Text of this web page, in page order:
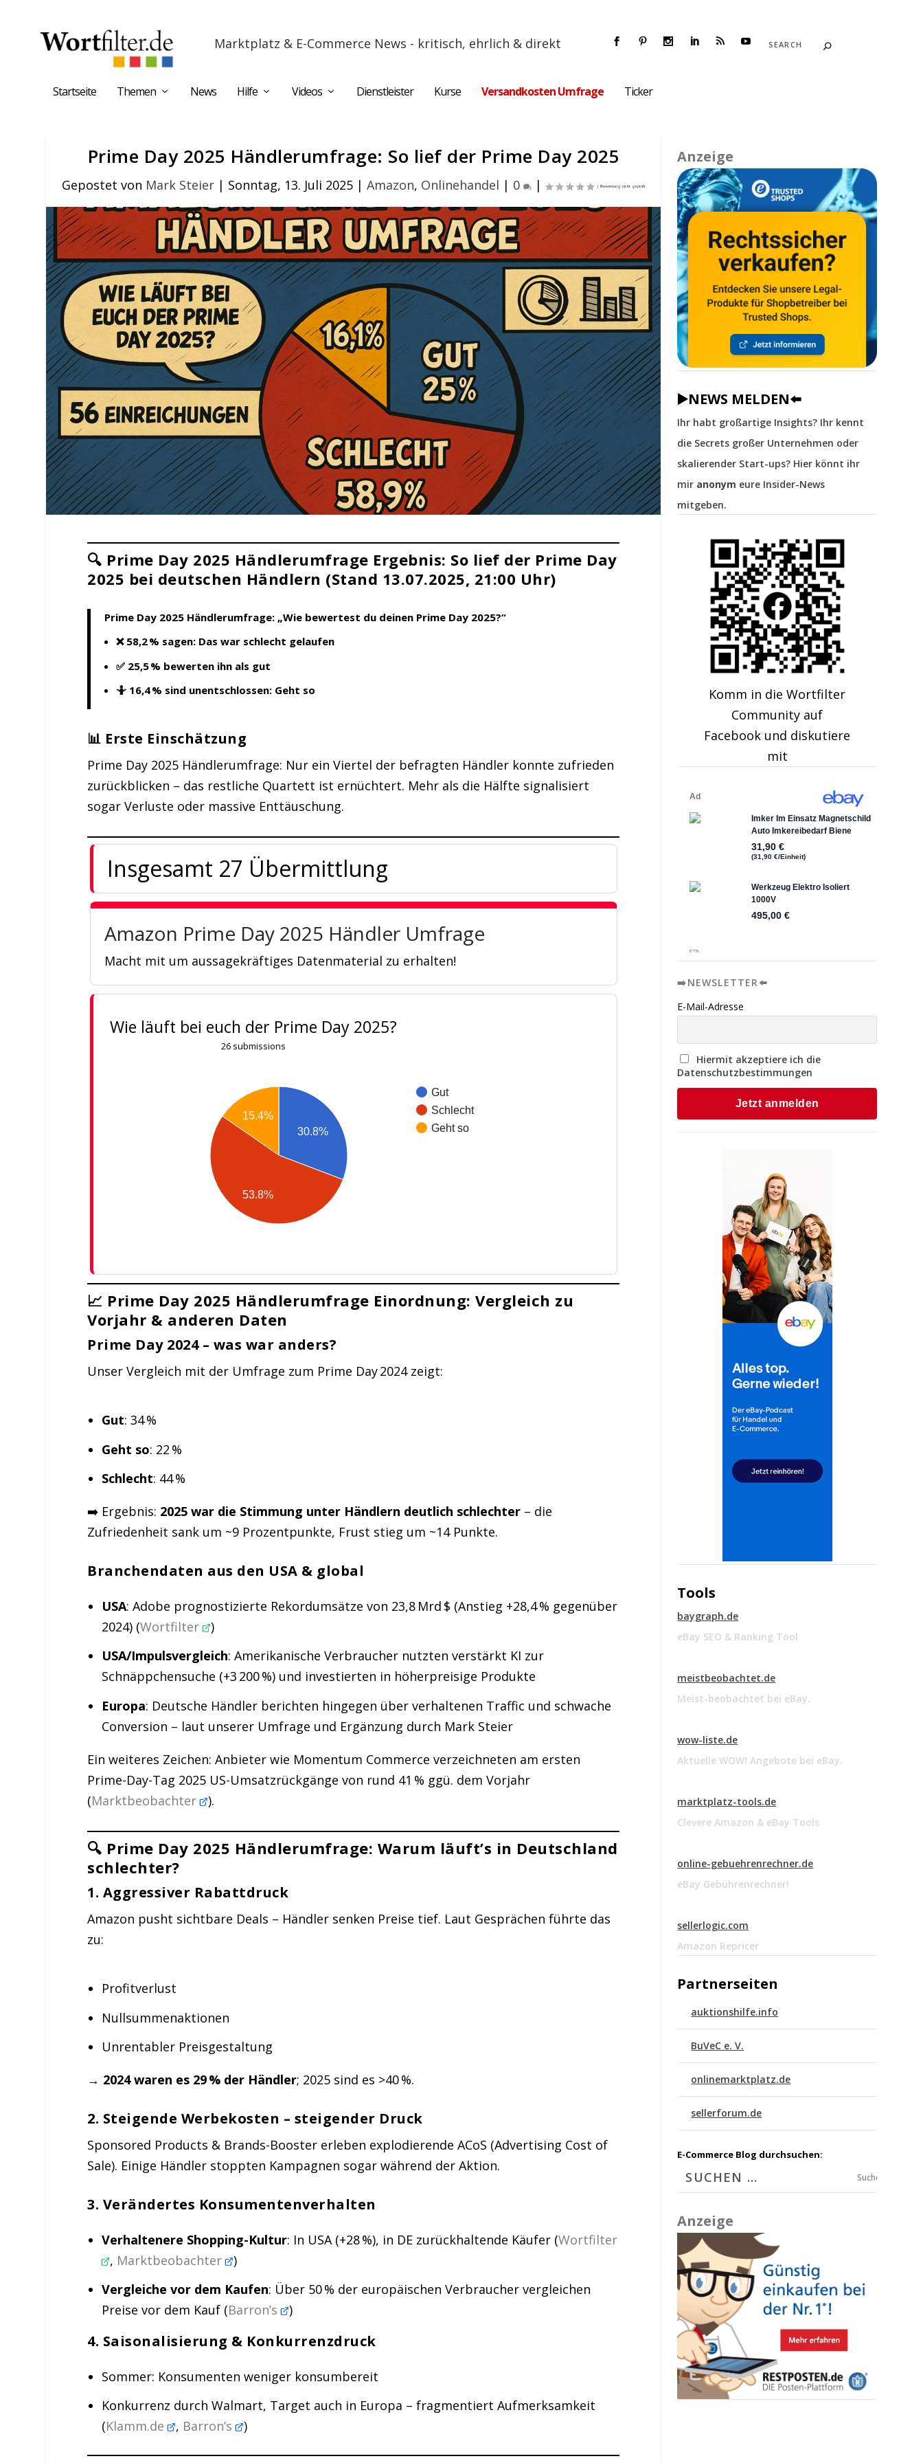
Marktplatz & E-Commerce News - kritisch, ehrlich & direkt
Startseite Themen News Hilfe Videos Dienstleister Kurse Versandkosten Umfrage Ticker
Prime Day 2025 Händlerumfrage: So lief der Prime Day 2025
Gepostet von Mark Steier| Sonntag, 13. Juli 2025| Amazon, Onlinehandel | 0 |
🔍 Prime Day 2025 Händlerumfrage Ergebnis: So lief der Prime Day
2025 bei deutschen Händlern (Stand 13.07.2025, 21:00 Uhr)
Prime Day 2025 Händlerumfrage: „Wie bewertest du deinen Prime Day 2025?“
❌ 58,2 % sagen: Das war schlecht gelaufen
✅ 25,5 % bewerten ihn als gut
🤷 16,4 % sind unentschlossen: Geht so
📊 Erste Einschätzung
Prime Day 2025 Händlerumfrage: Nur ein Viertel der befragten Händler konnte zufrieden
zurückblicken – das restliche Quartett ist ernüchtert. Mehr als die Hälfte signalisiert
sogar Verluste oder massive Enttäuschung.
Insgesamt 27 Übermittlung
Amazon Prime Day 2025 Händler Umfrage
Macht mit um aussagekräftiges Datenmaterial zu erhalten!
Wie läuft bei euch der Prime Day 2025?
26 submissions
Gut
Schlecht
Geht so
30.8%
15.4%
53.8%
📈 Prime Day 2025 Händlerumfrage Einordnung: Vergleich zu
Vorjahr & anderen Daten
Prime Day 2024 – was war anders?
Unser Vergleich mit der Umfrage zum Prime Day 2024 zeigt:
Gut: 34 %
Geht so: 22 %
Schlecht: 44 %
➡️ Ergebnis: 2025 war die Stimmung unter Händlern deutlich schlechter – die
Zufriedenheit sank um ~9 Prozentpunkte, Frust stieg um ~14 Punkte.
Branchendaten aus den USA & global
USA: Adobe prognostizierte Rekordumsätze von 23,8 Mrd $ (Anstieg +28,4 % gegenüber
2024) (Wortfilter )
USA/Impulsvergleich: Amerikanische Verbraucher nutzten verstärkt KI zur
Schnäppchensuche (+3 200 %) und investierten in höherpreisige Produkte
Europa: Deutsche Händler berichten hingegen über verhaltenen Traffic und schwache
Conversion – laut unserer Umfrage und Ergänzung durch Mark Steier
Ein weiteres Zeichen: Anbieter wie Momentum Commerce verzeichneten am ersten
Prime-Day-Tag 2025 US-Umsatzrückgänge von rund 41 % ggü. dem Vorjahr
(Marktbeobachter ).
🔍 Prime Day 2025 Händlerumfrage: Warum läuft’s in Deutschland
schlechter?
1. Aggressiver Rabattdruck
Amazon pusht sichtbare Deals – Händler senken Preise tief. Laut Gesprächen führte das
zu:
Profitverlust
Nullsummenaktionen
Unrentabler Preisgestaltung
→ 2024 waren es 29 % der Händler; 2025 sind es >40 %.
2. Steigende Werbekosten – steigender Druck
Sponsored Products & Brands-Booster erleben explodierende ACoS (Advertising Cost of
Sale). Einige Händler stoppten Kampagnen sogar während der Aktion.
3. Verändertes Konsumentenverhalten
Verhaltenere Shopping-Kultur: In USA (+28 %), in DE zurückhaltende Käufer (Wortfilter
, Marktbeobachter )
Vergleiche vor dem Kaufen: Über 50 % der europäischen Verbraucher vergleichen
Preise vor dem Kauf (Barron’s )
4. Saisonalisierung & Konkurrenzdruck
Sommer: Konsumenten weniger konsumbereit
Konkurrenz durch Walmart, Target auch in Europa – fragmentiert Aufmerksamkeit
(Klamm.de , Barron’s )
Anzeige
▶️NEWS MELDEN⬅️
Ihr habt großartige Insights? Ihr kennt
die Secrets großer Unternehmen oder
skalierender Start-ups? Hier könnt ihr
mir anonym eure Insider-News
mitgeben.
Komm in die Wortfilter
Community auf
Facebook und diskutiere
mit
➡️NEWSLETTER⬅️
E-Mail-Adresse
Hiermit akzeptiere ich die
Datenschutzbestimmungen
Tools
baygraph.de
eBay SEO & Ranking Tool
meistbeobachtet.de
Meist-beobachtet bei eBay.
wow-liste.de
Aktuelle WOW! Angebote bei eBay.
marktplatz-tools.de
Clevere Amazon & eBay Tools
online-gebuehrenrechner.de
eBay Gebührenrechner!
sellerlogic.com
Amazon Repricer
Partnerseiten
auktionshilfe.info
BuVeC e. V.
onlinemarktplatz.de
sellerforum.de
E-Commerce Blog durchsuchen:
Suchen
Anzeige